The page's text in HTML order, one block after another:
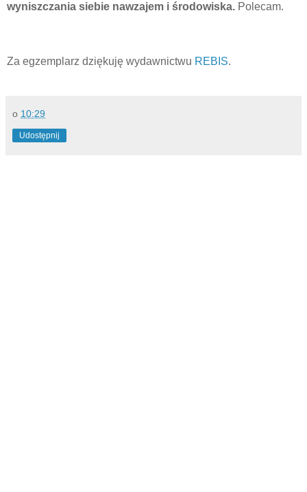
wyniszczania siebie nawzajem i środowiska. Polecam.
Za egzemplarz dziękuję wydawnictwu REBIS.
o 10:29
Udostępnij